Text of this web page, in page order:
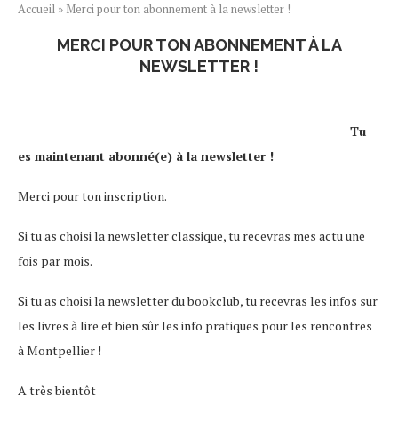
Accueil » Merci pour ton abonnement à la newsletter !
MERCI POUR TON ABONNEMENT À LA
NEWSLETTER !
Tu
es maintenant abonné(e) à la newsletter !
Merci pour ton inscription.
Si tu as choisi la newsletter classique, tu recevras mes actu une
fois par mois.
Si tu as choisi la newsletter du bookclub, tu recevras les infos sur
les livres à lire et bien sûr les info pratiques pour les rencontres
à Montpellier !
A très bientôt